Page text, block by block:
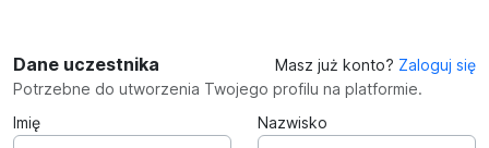
Dane uczestnika Masz już konto? Zaloguj się
Potrzebne do utworzenia Twojego profilu na platformie.
Imię
Nazwisko